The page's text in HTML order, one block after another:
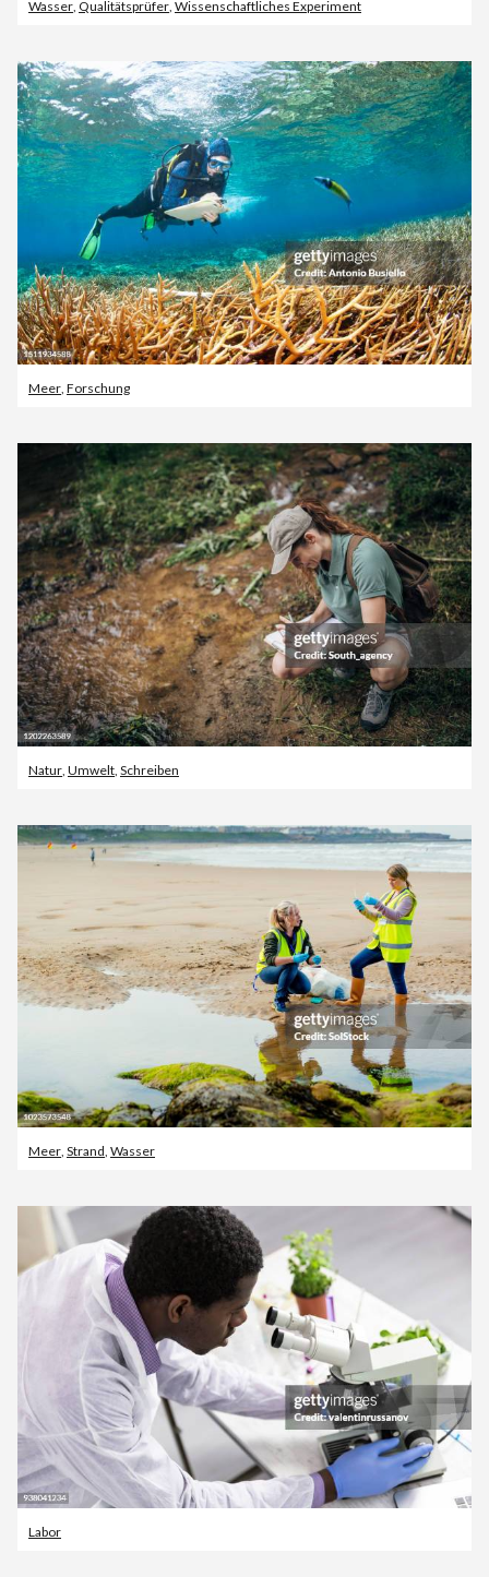
Wasser Qualitätsprüfer Wissenschaftliches Experiment
Meer, Forschung
Natur Umwelt Schreiben
Meer Strand Wasser
Labor